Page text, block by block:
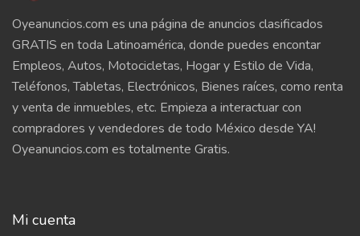
Oyeanuncios.com es una página de anuncios clasificados
GRATIS en toda Latinoamérica, donde puedes encontar
Empleos, Autos, Motocicletas, Hogar y Estilo de Vida,
Teléfonos, Tabletas, Electrónicos, Bienes raíces, como renta
y venta de inmuebles, etc. Empieza a interactuar con
compradores y vendedores de todo México desde YA!
Oyeanuncios.com es totalmente Gratis.
Mi cuenta